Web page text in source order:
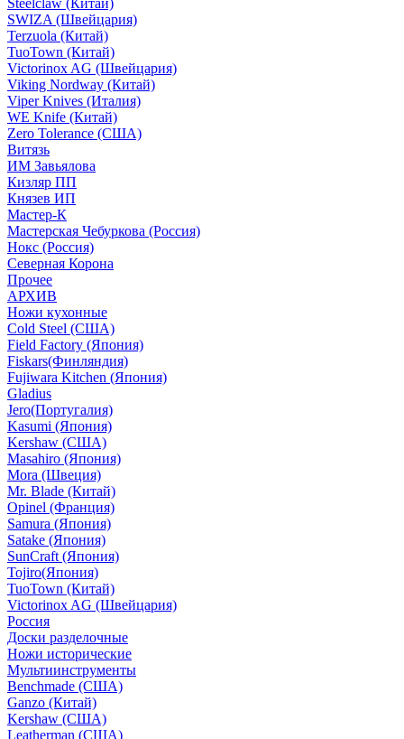
Steelclaw (Китай)
SWIZA (Швейцария)
Terzuola (Китай)
TuoTown (Китай)
Victorinox AG (Швейцария)
Viking Nordway (Китай)
Viper Knives (Италия)
WE Knife (Китай)
Zero Tolerance (США)
Витязь
ИМ Завьялова
Кизляр ПП
Князев ИП
Мастер-К
Мастерская Чебуркова (Россия)
Нокс (Россия)
Северная Корона
Прочее
АРХИВ
Ножи кухонные
Cold Steel (США)
Field Factory (Япония)
Fiskars(Финляндия)
Fujiwara Kitchen (Япония)
Gladius
Jero(Португалия)
Kasumi (Япония)
Kershaw (США)
Masahiro (Япония)
Mora (Швеция)
Mr. Blade (Китай)
Opinel (Франция)
Samura (Япония)
Satake (Япония)
SunCraft (Япония)
Tojiro(Япония)
TuoTown (Китай)
Victorinox AG (Швейцария)
Россия
Доски разделочные
Ножи исторические
Мультиинструменты
Benchmade (США)
Ganzo (Китай)
Kershaw (США)
Leatherman (США)